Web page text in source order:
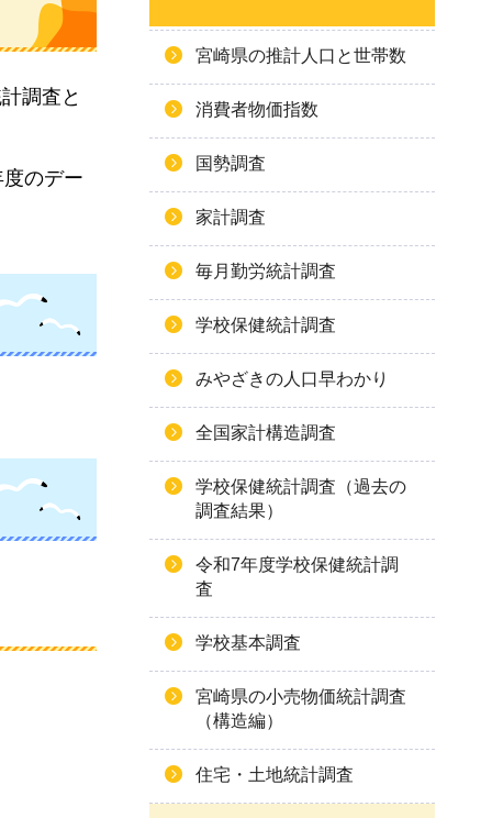
調査と
のデー
宮崎県の推計人口と世帯数
消費者物価指数
国勢調査
家計調査
毎月勤労統計調査
学校保健統計調査
みやざきの人口早わかり
全国家計構造調査
学校保健統計調査（過去の
調査結果）
令和7年度学校保健統計調
査
学校基本調査
宮崎県の小売物価統計調査
（構造編）
住宅・土地統計調査